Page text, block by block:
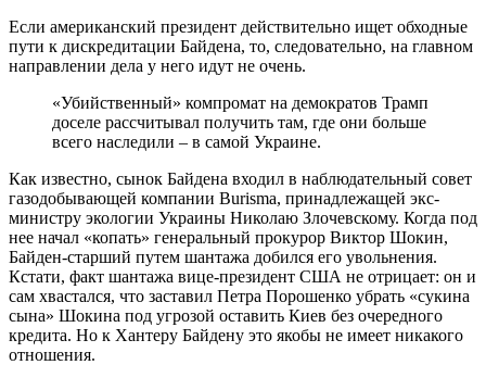
Если американский президент действительно ищет обходные
пути к дискредитации Байдена, то, следовательно, на главном
направлении дела у него идут не очень.
«Убийственный» компромат на демократов Трамп
доселе рассчитывал получить там, где они больше
всего наследили – в самой Украине.
Как известно, сынок Байдена входил в наблюдательный совет
газодобывающей компании Burisma, принадлежащей экс-
министру экологии Украины Николаю Злочевскому. Когда под
нее начал «копать» генеральный прокурор Виктор Шокин,
Байден-старший путем шантажа добился его увольнения.
Кстати, факт шантажа вице-президент США не отрицает: он и
сам хвастался, что заставил Петра Порошенко убрать «сукина
сына» Шокина под угрозой оставить Киев без очередного
кредита. Но к Хантеру Байдену это якобы не имеет никакого
отношения.